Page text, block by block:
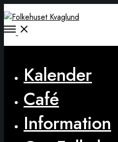
Open
Kalender
Café
Information